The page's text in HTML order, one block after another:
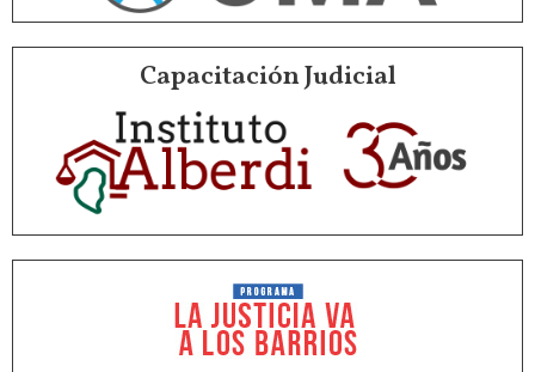
Capacitación Judicial